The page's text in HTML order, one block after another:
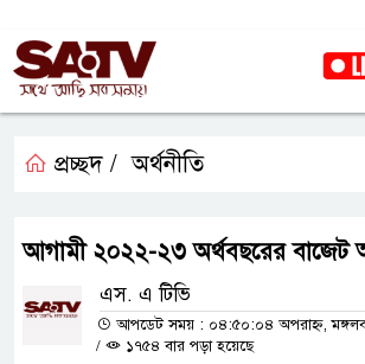
প্রচ্ছদ / অর্থনীতি
আগামী ২০২২-২৩ অর্থবছরের
এস. এ টিভি
আপডেট সময় : ০৪:৫০:০৪ অপরাহ্ন,
/
১৭৫৪ বার পড়া হয়েছে